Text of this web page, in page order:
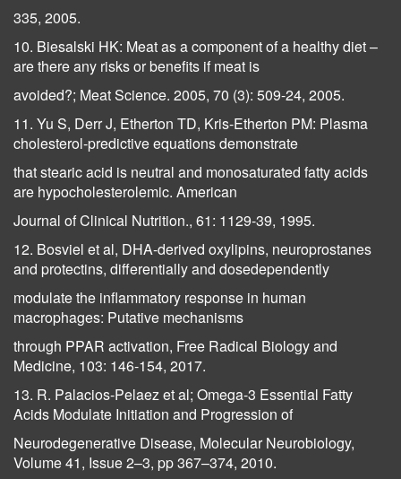
335, 2005.
10. Biesalski HK: Meat as a component of a healthy diet –
are there any risks or benefits if meat is
avoided?; Meat Science. 2005, 70 (3): 509-24, 2005.
11. Yu S, Derr J, Etherton TD, Kris-Etherton PM: Plasma
cholesterol-predictive equations demonstrate
that stearic acid is neutral and monosaturated fatty acids
are hypocholesterolemic. American
Journal of Clinical Nutrition., 61: 1129-39, 1995.
12. Bosviel et al, DHA-derived oxylipins, neuroprostanes
and protectins, differentially and dosedependently
modulate the inflammatory response in human
macrophages: Putative mechanisms
through PPAR activation, Free Radical Biology and
Medicine, 103: 146-154, 2017.
13. R. Palacios-Pelaez et al; Omega-3 Essential Fatty
Acids Modulate Initiation and Progression of
Neurodegenerative Disease, Molecular Neurobiology,
Volume 41, Issue 2–3, pp 367–374, 2010.